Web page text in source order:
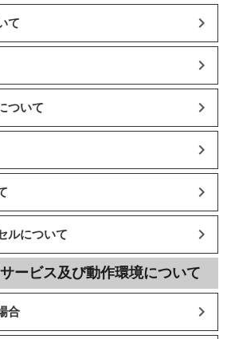
て
ついて
ルについて
ービス及び動作環境について
合